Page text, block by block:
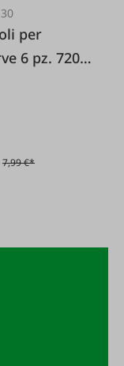
per
6 pz. 720
7,99 €*